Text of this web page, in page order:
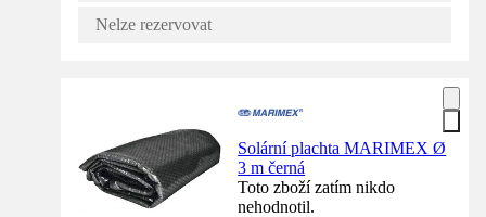
Nelze rezervovat
Solární plachta MARIMEX Ø
3 m černá
Toto zboží zatím nikdo
nehodnotil.